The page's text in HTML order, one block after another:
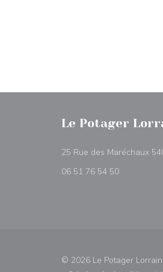
Le Potager
25 Rue des Maréchaux
06 51 76 54 50
© 2026 Le Potager